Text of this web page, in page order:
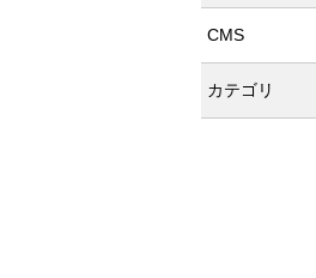
CMS
カテゴリ